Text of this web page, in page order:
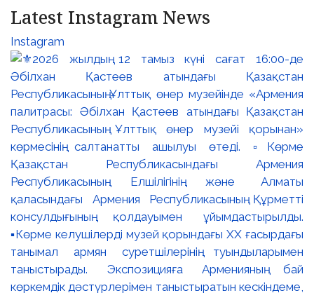
Latest Instagram News
Instagram